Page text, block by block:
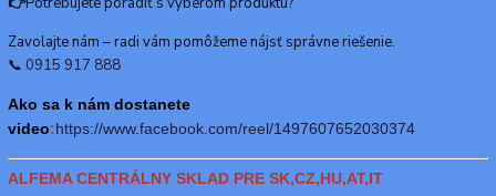
Zavolajte nám – radi vám pomôžeme nájsť správne riešenie.
📞 0915 917 888
Ako sa k nám dostanete
video:https://www.facebook.com/reel/1497607652030374
ALFEMA CENTRÁLNY SKLAD PRE SK,CZ,HU,AT,IT